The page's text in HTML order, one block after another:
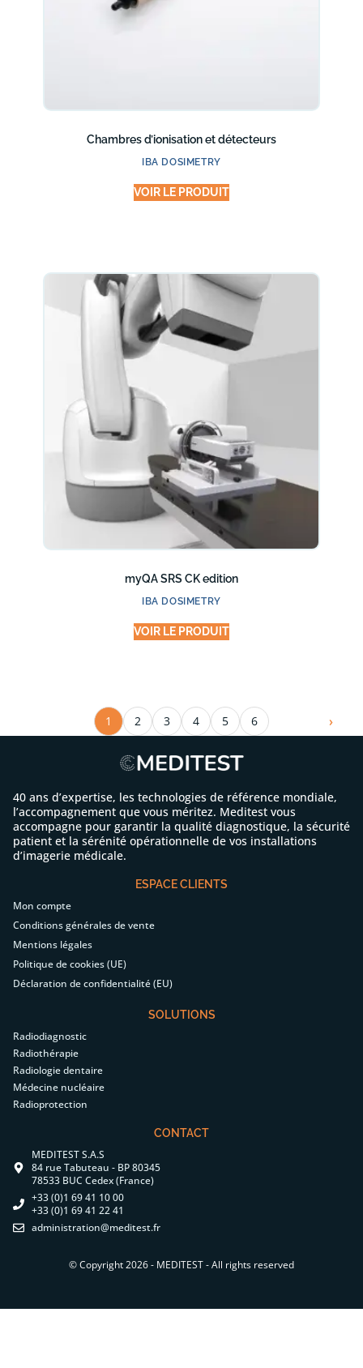
Chambres d’ionisation et détecteurs
IBA DOSIMETRY
VOIR LE PRODUIT
myQA SRS CK edition
IBA DOSIMETRY
VOIR LE PRODUIT
1 2 3 4 5 6
40 ans d’expertise, les technologies de référence mondiale,
l’accompagnement que vous méritez. Meditest vous
accompagne pour garantir la qualité diagnostique, la sécurité
patient et la sérénité opérationnelle de vos installations
d’imagerie médicale.
ESPACE CLIENTS
Mon compte
Conditions générales de vente
Mentions légales
Politique de cookies (UE)
Déclaration de confidentialité (EU)
SOLUTIONS
Radiodiagnostic
Radiothérapie
Radiologie dentaire
Médecine nucléaire
Radioprotection
CONTACT
MEDITEST S.A.S
84 rue Tabuteau - BP 80345
78533 BUC Cedex (France)
+33 (0)1 69 41 10 00
+33 (0)1 69 41 22 41
administration@meditest.fr
© Copyright 2026 - MEDITEST - All rights reserved